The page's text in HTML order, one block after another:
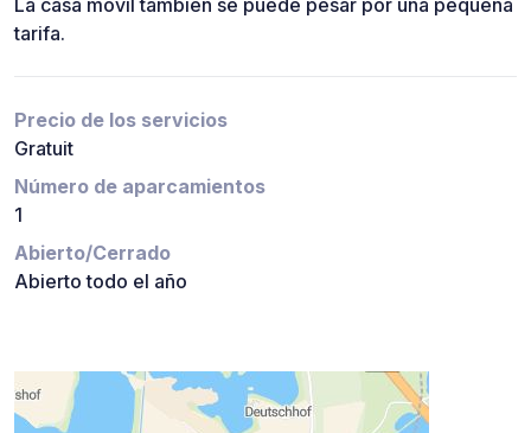
La casa móvil también se puede pesar por una pequeña
tarifa.
Precio de los servicios
Gratuit
Número de aparcamientos
1
Abierto/Cerrado
Abierto todo el año